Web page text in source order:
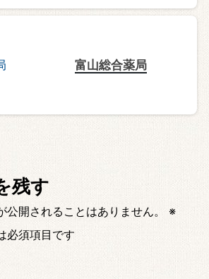
富山総合薬局
残す
公開されることはありません。
※
必須項目です